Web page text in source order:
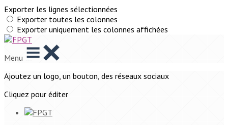
Exporter les lignes sélectionnées
Exporter toutes les colonnes
Exporter uniquement les colonnes affichées
Menu
Ajoutez un logo, un bouton, des réseaux sociaux
Cliquez pour éditer